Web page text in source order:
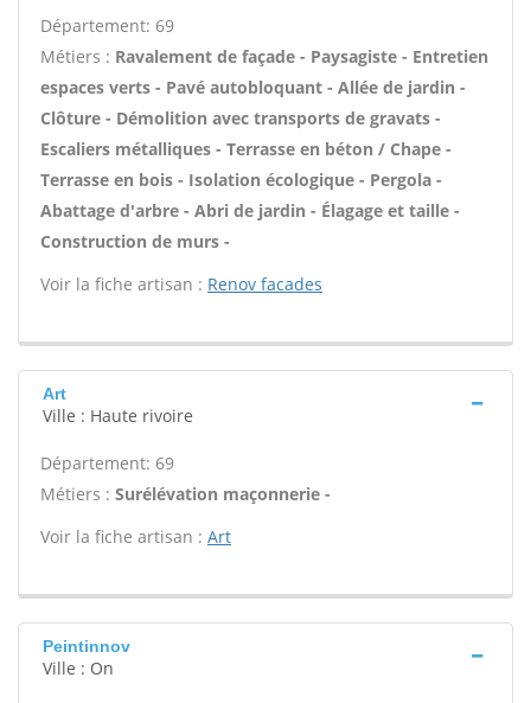
Département: 69
Métiers : Ravalement de façade - Paysagiste - Entretien
espaces verts - Pavé autobloquant - Allée de jardin -
Clôture - Démolition avec transports de gravats -
Escaliers métalliques - Terrasse en béton / Chape -
Terrasse en bois - Isolation écologique - Pergola -
Abattage d'arbre - Abri de jardin - Élagage et taille -
Construction de murs -
Voir la fiche artisan : Renov facades
Art
Ville : Haute rivoire
Département: 69
Métiers : Surélévation maçonnerie -
Voir la fiche artisan : Art
Peintinnov
Ville : On